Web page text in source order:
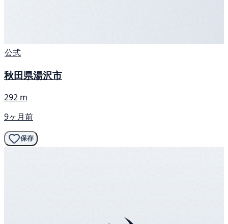
公式
秋田県湯沢市
292 m
9ヶ月前
保存